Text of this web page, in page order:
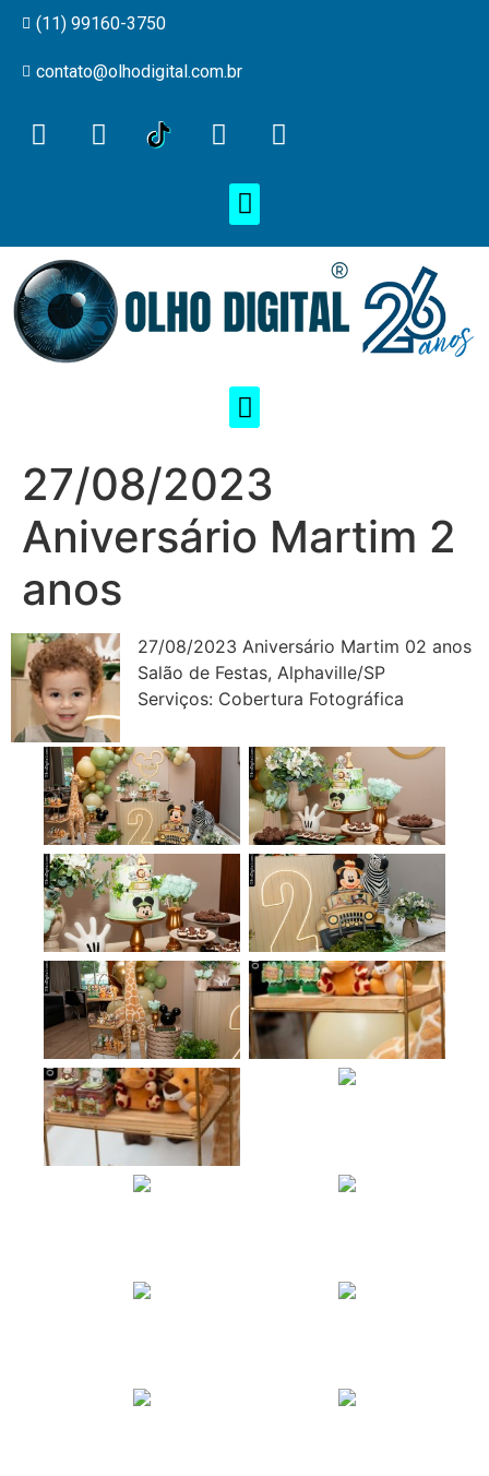
(11) 99160-3750
contato@olhodigital.com.br
27/08/2023
Aniversário Martim 2
anos
27/08/2023 Aniversário Martim 02 anos
Salão de Festas, Alphaville/SP
Serviços: Cobertura Fotográfica